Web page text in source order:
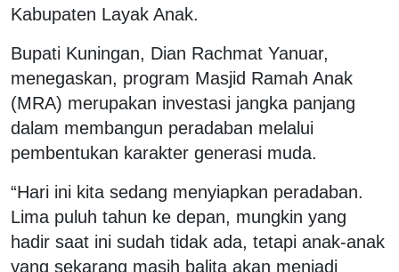
Kabupaten Layak Anak.
Bupati Kuningan, Dian Rachmat Yanuar,
menegaskan, program Masjid Ramah Anak
(MRA) merupakan investasi jangka panjang
dalam membangun peradaban melalui
pembentukan karakter generasi muda.
“Hari ini kita sedang menyiapkan peradaban.
Lima puluh tahun ke depan, mungkin yang
hadir saat ini sudah tidak ada, tetapi anak-anak
yang sekarang masih balita akan menjadi